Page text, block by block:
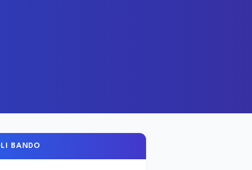
BANDO